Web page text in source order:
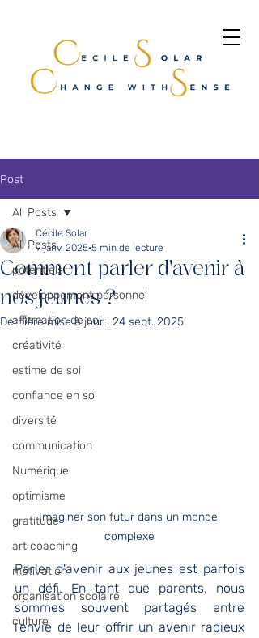
Post
All Posts
potentiels
développement personnel
affirmation de soi
créativité
estime de soi
confiance en soi
diversité
communication
Numérique
optimisme
gratitude
art coaching
motivation
organisation scolaire
culture
All Posts
Comment parler d'avenir à
nos jeunes ?
Cécile Solar
9 janv. 2025 5 min de lecture
Dernière mise à jour : 24 sept. 2025
Imaginer son futur dans un monde
complexe
Parler d'avenir aux jeunes est parfois
un défi. En tant que parents, nous
sommes souvent partagés entre
l'envie de leur offrir un avenir radieux